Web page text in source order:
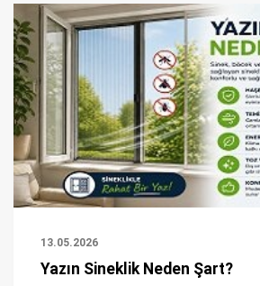
13.05.2026
Yazın Sineklik Neden Şart?